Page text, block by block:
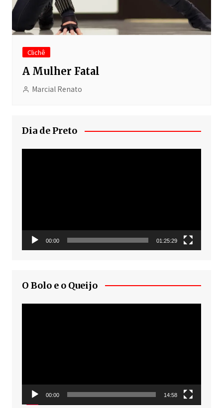
Clichê
A Mulher Fatal
Marcial Renato
Dia de Preto
00:00 01:25:29
O Bolo e o Queijo
00:00 14:58